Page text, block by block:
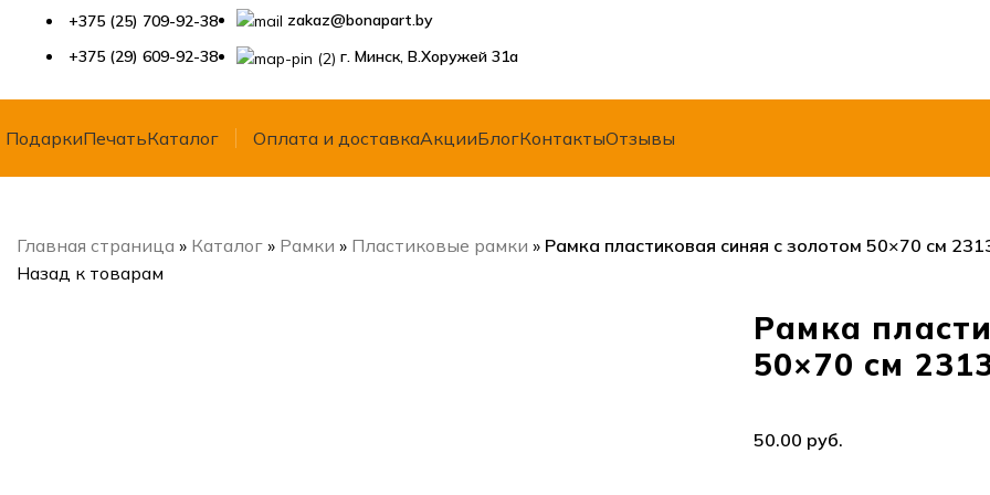
+375 (25) 709-92-38
+375 (29) 609-92-38
zakaz@bonapart.by
г. Минск, В.Хоружей 31а
ПодаркиПечатьКаталог Оплата и доставкаАкцииБлогКонтактыОтзывы
Главная страница » Каталог » Рамки » Пластиковые рамки » Рамка пластиковая синяя с золотом 50×70 см
Назад к товарам
Рамка
50×70 см
руб.